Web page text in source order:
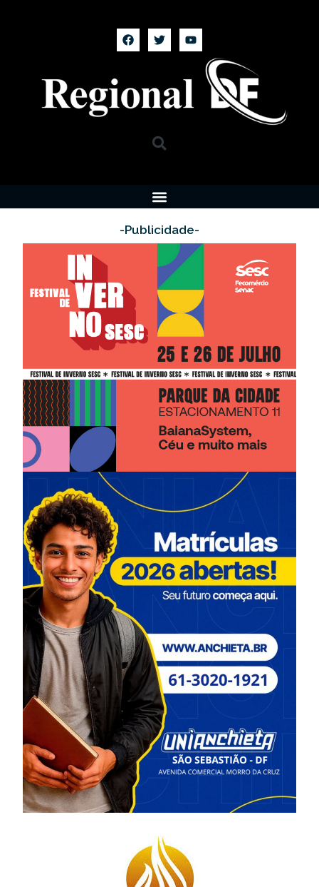
-Publicidade-